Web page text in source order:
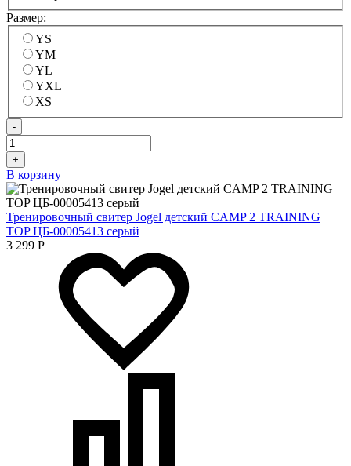
Размер:
YS
YM
YL
YXL
XS
-
+
В корзину
Тренировочный свитер Jogel детский CAMP 2 TRAINING
TOP ЦБ-00005413 серый
3 299 Р